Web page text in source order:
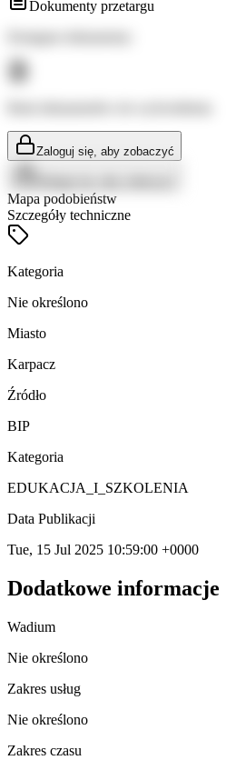
Dokumenty przetargu
Zaloguj się, aby zobaczyć
Mapa podobieństw
Szczegóły techniczne
Kategoria
Nie określono
Miasto
Karpacz
Źródło
BIP
Kategoria
EDUKACJA_I_SZKOLENIA
Data Publikacji
Tue, 15 Jul 2025 10:59:00 +0000
Dodatkowe informacje
Wadium
Nie określono
Zakres usług
Nie określono
Zakres czasu